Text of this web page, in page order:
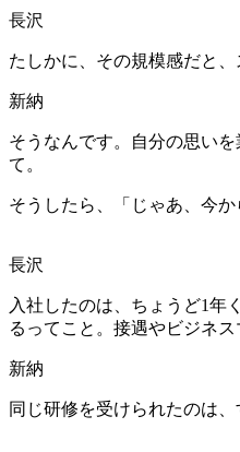
長沢
たしかに、その規模感だと
新納
そうなんです。自分の思い
て。
そうしたら、「じゃあ、今
長沢
入社したのは、ちょうど1年
るってこと。 接遇やビジネス
新納
同じ研修を受けられたのは